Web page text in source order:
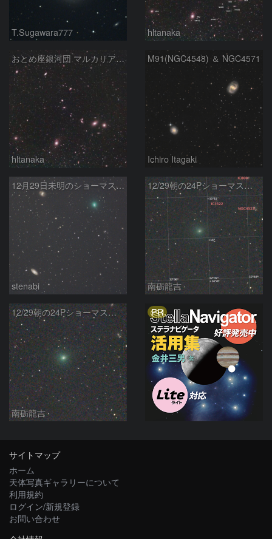
T.Sugawara777 hltanaka
おとめ座銀河団 マルカリアンチェーン
hltanaka
M91(NGC4548) ＆ NGC4571
Ichiro Itagaki
12月29日未明のショーマス彗星と銀河の接近
stenabi
12/29朝の24Pショーマス彗星とM91など
南砺龍吉
12/29朝の24Pショーマス彗星とM91など
南砺龍吉
PR
サイトマップ
ホーム
天体写真ギャラリーについて
利用規約
ログイン/新規登録
お問い合わせ